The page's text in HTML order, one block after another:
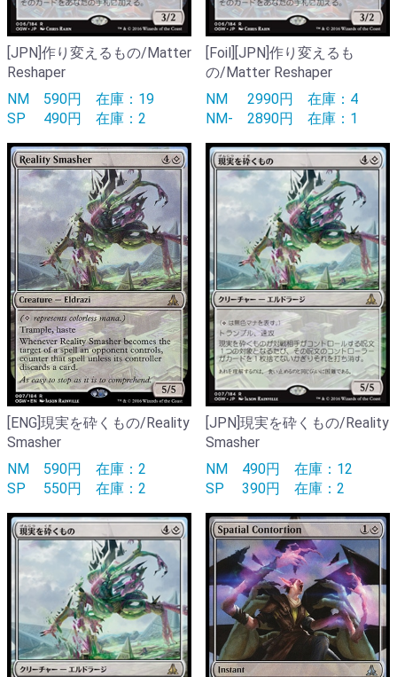
[JPN]作り変えるもの/Matter
Reshaper
NM 590円 在庫：19
SP
490円 在庫：2
[Foil][JPN]作り変えるも
の/Matter Reshaper
NM
2990円 在庫：4
NM- 2890円 在庫：1
[ENG]現実を砕くもの/Reality
Smasher
NM 590円 在庫：2
SP
550円 在庫：2
[JPN]現実を砕くもの/Reality
Smasher
NM 490円 在庫：12
SP
390円 在庫：2